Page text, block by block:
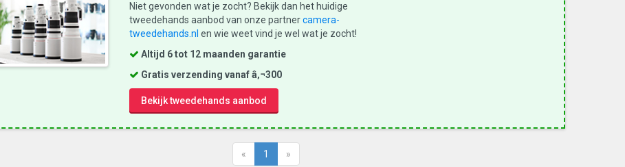
Niet gevonden wat je zocht? Bekijk dan het huidige
tweedehands aanbod van onze partnercamera-
tweedehands.nl en wie weet vind je wel wat je zocht!
Altijd 6 tot 12 maanden garantie
Gratis verzending vanaf â‚¬300
Bekijk tweedehands aanbod
« 1 »